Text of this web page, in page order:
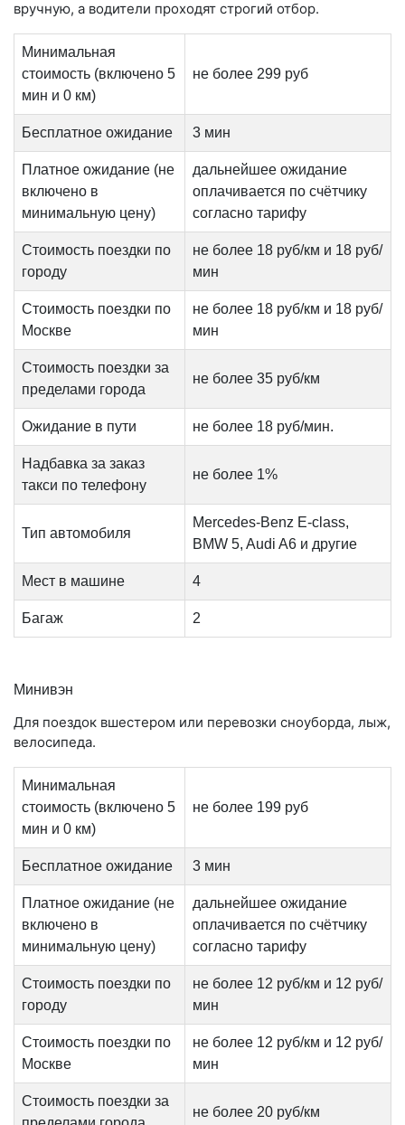
вручную, а водители проходят строгий отбор.
Минимальная
стоимость (включено 5
мин и 0 км)
не более 299 руб
Бесплатное ожидание 3 мин
Платное ожидание (не
включено в
минимальную цену)
дальнейшее ожидание
оплачивается по счётчику
согласно тарифу
Стоимость поездки по
городу
не более 18 руб/км и 18 руб/
мин
Стоимость поездки по
Москве
не более 18 руб/км и 18 руб/
мин
Стоимость поездки за
пределами города
не более 35 руб/км
Ожидание в пути не более 18 руб/мин.
Надбавка за заказ
такси по телефону
не более 1%
Тип автомобиля
Mercedes-Benz E-class,
BMW 5, Audi A6 и другие
Мест в машине 4
Багаж 2
Минивэн
Для поездок вшестером или перевозки сноуборда, лыж,
велосипеда.
Минимальная
стоимость (включено 5
мин и 0 км)
не более 199 руб
Бесплатное ожидание 3 мин
Платное ожидание (не
включено в
минимальную цену)
дальнейшее ожидание
оплачивается по счётчику
согласно тарифу
Стоимость поездки по
городу
не более 12 руб/км и 12 руб/
мин
Стоимость поездки по
Москве
не более 12 руб/км и 12 руб/
мин
Стоимость поездки за
не более 20 руб/км